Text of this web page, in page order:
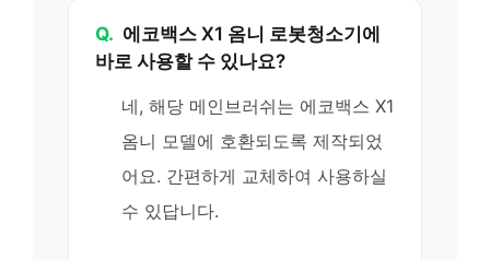
Q. 에코백스 X1 옴니 로봇청소기에
바로 사용할 수 있나요?
네, 해당 메인브러쉬는 에코백스 X1
옴니 모델에 호환되도록 제작되었
어요. 간편하게 교체하여 사용하실
수 있답니다.